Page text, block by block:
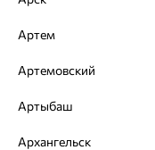
Артем
Артемовский
Артыбаш
Архангельск